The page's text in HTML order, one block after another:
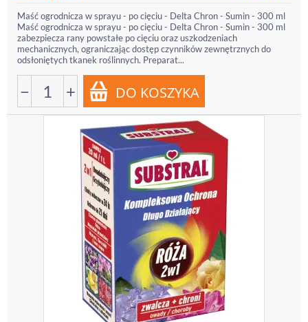
Maść ogrodnicza w sprayu - po cięciu - Delta Chron - Sumin - 300 ml
Maść ogrodnicza w sprayu - po cięciu - Delta Chron - Sumin - 300 ml
zabezpiecza rany powstałe po cięciu oraz uszkodzeniach
mechanicznych, ograniczając dostęp czynników zewnętrznych do
odsłoniętych tkanek roślinnych. Preparat...
− +